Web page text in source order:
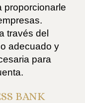
proporcionarle
través del
adecuado y
para
BANK